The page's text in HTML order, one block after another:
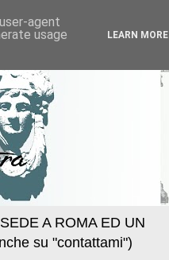
A ROMA ED UN
su "contattami")
agent
usage
LEARN MORE